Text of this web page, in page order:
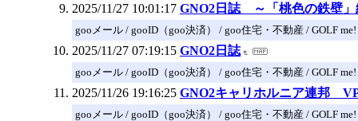
2025/11/27 10:01:17 GNO2日誌 ～「桃色の鉄壁」
gooメール / gooID（goo決済） / goo住宅・不動産 / GOLF me!
2025/11/27 07:19:15 GNO2日誌
gooメール / gooID（goo決済） / goo住宅・不動産 / GOLF me!
2025/11/26 19:16:25 GNO2キャリホルニア連邦
gooメール / gooID（goo決済） / goo住宅・不動産 / GOLF me!